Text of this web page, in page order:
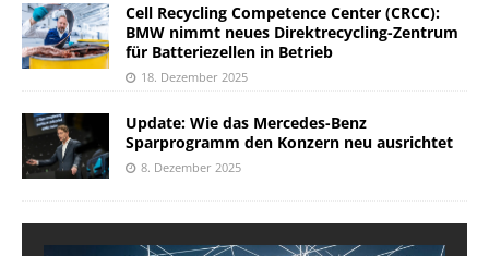
Cell Recycling Competence Center (CRCC):
BMW nimmt neues Direktrecycling-Zentrum
für Batteriezellen in Betrieb
18. Dezember 2025
Update: Wie das Mercedes-Benz
Sparprogramm den Konzern neu ausrichtet
8. Dezember 2025